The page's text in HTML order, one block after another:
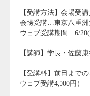
【受講方法】会場受
会場受講…東京八重洲
ウェブ受講期間…6/20(
【講師】学長・佐藤
【受講料】前日まで
ウェブ受講4,000円）